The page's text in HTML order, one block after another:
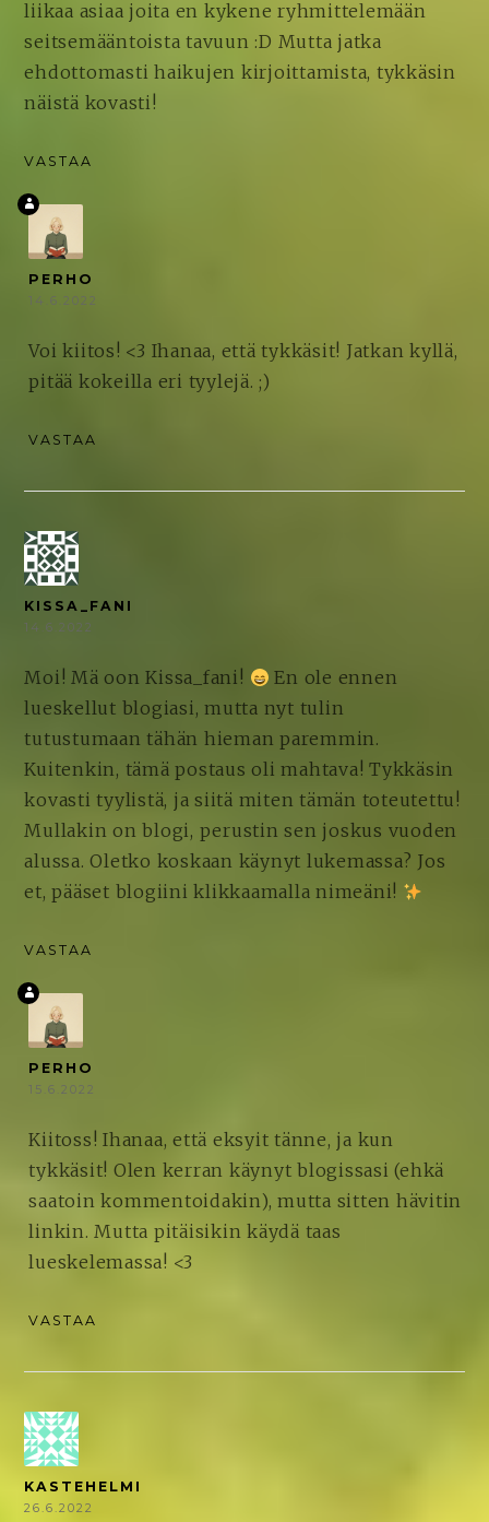
liikaa asiaa joita en kykene ryhmittelemään
seitsemääntoista tavuun :D Mutta jatka
ehdottomasti haikujen kirjoittamista, tykkäsin
näistä kovasti!
VASTAA
PERHO
14.6.2022
Voi kiitos! <3 Ihanaa, että tykkäsit! Jatkan kyllä,
pitää kokeilla eri tyylejä. ;)
VASTAA
KISSA_FANI
14.6.2022
Moi! Mä oon Kissa_fani!
En ole ennen
lueskellut blogiasi, mutta nyt tulin
tutustumaan tähän hieman paremmin.
Kuitenkin, tämä postaus oli mahtava! Tykkäsin
kovasti tyylistä, ja siitä miten tämän toteutettu!
Mullakin on blogi, perustin sen joskus vuoden
alussa. Oletko koskaan käynyt lukemassa? Jos
et, pääset blogiini klikkaamalla nimeäni!
VASTAA
PERHO
15.6.2022
Kiitoss! Ihanaa, että eksyit tänne, ja kun
tykkäsit! Olen kerran käynyt blogissasi (ehkä
saatoin kommentoidakin), mutta sitten hävitin
linkin. Mutta pitäisikin käydä taas
lueskelemassa! <3
VASTAA
KASTEHELMI
26.6.2022